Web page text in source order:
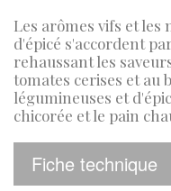
Les arômes vifs et les
d'épicé s'accordent
rehaussant les
tomates cerises et au
légumineuses et
chicorée et le pain
Fiche technique